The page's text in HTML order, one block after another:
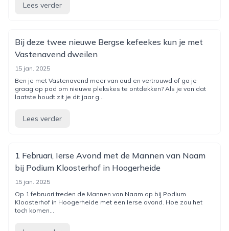
Lees verder
Bij deze twee nieuwe Bergse kefeekes kun je met
Vastenavend dweilen
15 jan. 2025
Ben je met Vastenavend meer van oud en vertrouwd of ga je
graag op pad om nieuwe plekskes te ontdekken? Als je van dat
laatste houdt zit je dit jaar g...
Lees verder
1 Februari, Ierse Avond met de Mannen van Naam
bij Podium Kloosterhof in Hoogerheide
15 jan. 2025
Op 1 februari treden de Mannen van Naam op bij Podium
Kloosterhof in Hoogerheide met een Ierse avond. Hoe zou het
toch komen...